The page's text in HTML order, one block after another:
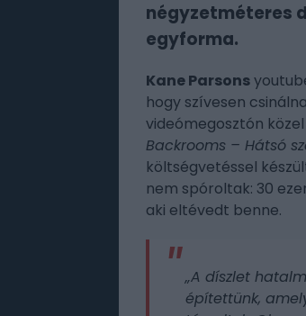
négyzetméteres
egyforma.
Kane Parsons
hogy szívesen
videómegosztón
Backrooms – Hátsó
költségvetéssel
nem spóroltak: 30
aki eltévedt benne.
„A díszlet
építettünk,